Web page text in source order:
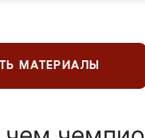
МАТЕРИАЛЫ